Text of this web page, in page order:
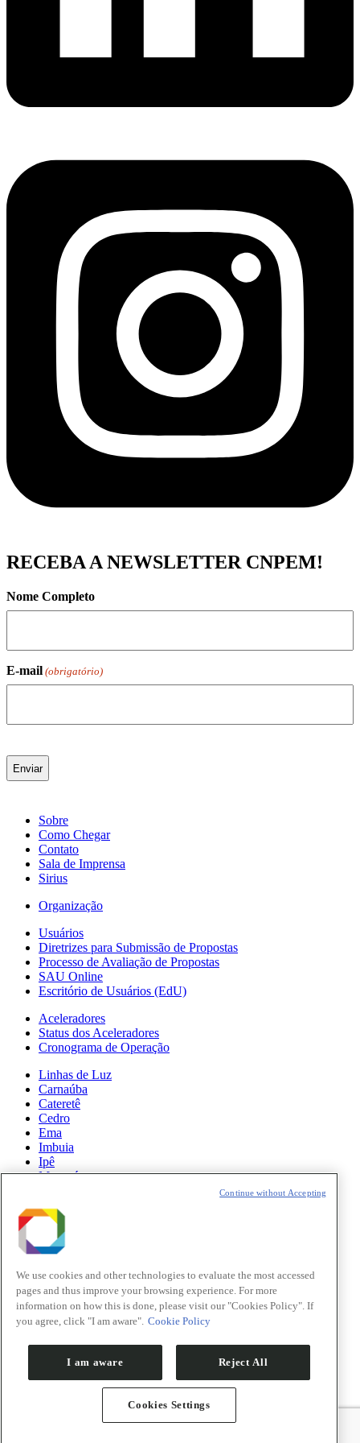
RECEBA A NEWSLETTER CNPEM!
Nome Completo
E-mail (obrigatório)
Sobre
Como Chegar
Contato
Sala de Imprensa
Sirius
Organização
Usuários
Diretrizes para Submissão de Propostas
Processo de Avaliação de Propostas
SAU Online
Escritório de Usuários (EdU)
Aceleradores
Status dos Aceleradores
Cronograma de Operação
Linhas de Luz
Carnaúba
Cateretê
Cedro
Ema
Imbuia
Ipê
Manacá
Paineira
Sabiá
Notícias
Ciência
Atualizações do Sirius
Eventos
Oportunidades
We use cookies and other technologies to evaluate the most accessed
pages and thus improve your browsing experience. For more
information on how this is done, please visit our "Cookies Policy". If
you agree, click "I am aware". Cookie Policy
I am aware Reject All
Cookies Settings
Continue without Accepting